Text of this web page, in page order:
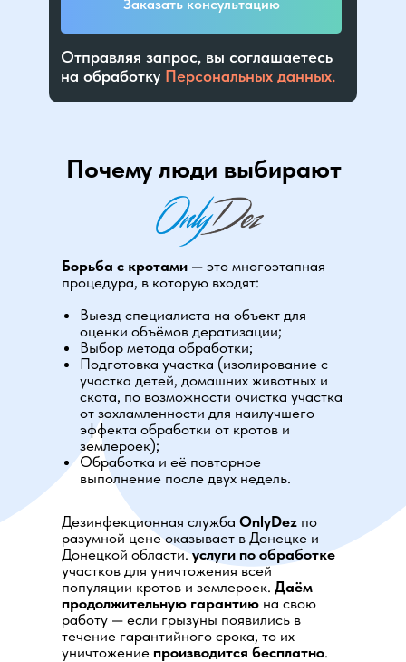
Заказать консультацию
Отправляя запрос, вы соглашаетесь
на обработку Персональных данных.
Борьба с кротами — это многоэтапная
процедура, в которую входят:
Выезд специалиста на объект для
оценки объёмов дератизации;
Выбор метода обработки;
Подготовка участка (изолирование с
участка детей, домашних животных и
скота, по возможности очистка участка
от захламленности для наилучшего
эффекта обработки от кротов и
землероек);
Обработка и её повторное
выполнение после двух недель.
Дезинфекционная служба OnlyDez по
разумной цене оказывает в Донецке и
Донецкой области.услуги по обработке
участков для уничтожения всей
популяции кротов и землероек. Даём
продолжительную гарантию на свою
работу — если грызуны появились в
течение гарантийного срока, то их
уничтожение производится бесплатно.
Почему люди выбирают